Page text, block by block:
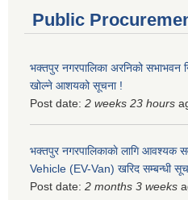
Public
भक्तपुर नगरपालिका अरनिको सभाभवन
खोल्ने आशयको सूचना !
Post date: 2 weeks 23 hours
भक्तपुर नगरपालिकाकाे लागि आवश्यक
Vehicle (EV-Van) खरिद सम्बन्धी
Post date: 2 months 3 weeks